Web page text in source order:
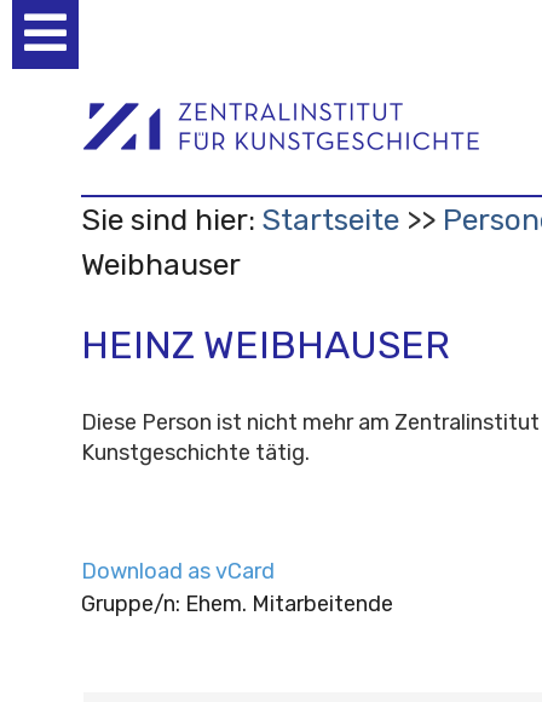
Werkzeuge
Sie sind hier: Startseite
Weibhauser
HEINZ WEIBHAUSER
Diese Person ist nicht mehr am
Kunstgeschichte tätig.
Download as vCard
Gruppe/n: Ehem. Mitarbeitende